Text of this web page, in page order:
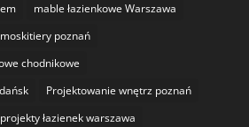
mable łazienkowe Warszawa
moskitiery poznań
chodnikowe
Projektowanie wnętrz poznań
projekty łazienek warszawa